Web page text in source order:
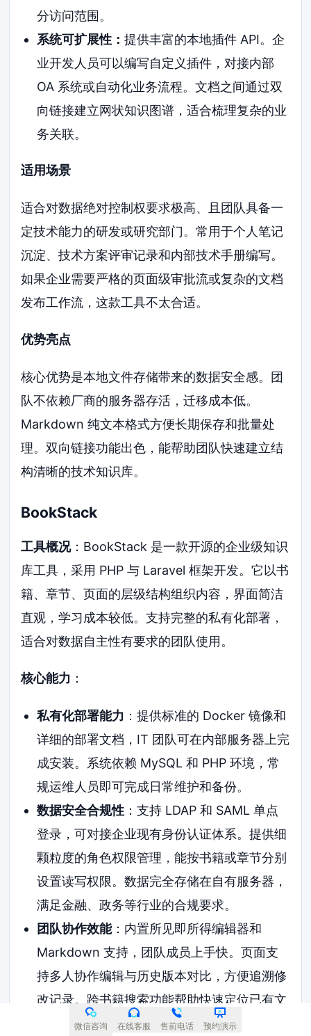
分访问范围。
系统可扩展性： 提供丰富的本地插件 API。企
业开发人员可以编写自定义插件，对接内部
OA 系统或自动化业务流程。文档之间通过双
向链接建立网状知识图谱，适合梳理复杂的业
务关联。
适用场景
适合对数据绝对控制权要求极高、且团队具备一
定技术能力的研发或研究部门。常用于个人笔记
沉淀、技术方案评审记录和内部技术手册编写。
如果企业需要严格的页面级审批流或复杂的文档
发布工作流，这款工具不太合适。
优势亮点
核心优势是本地文件存储带来的数据安全感。团
队不依赖厂商的服务器存活，迁移成本低。
Markdown 纯文本格式方便长期保存和批量处
理。双向链接功能出色，能帮助团队快速建立结
构清晰的技术知识库。
BookStack
工具概况：BookStack 是一款开源的企业级知识
库工具，采用 PHP 与 Laravel 框架开发。它以书
籍、章节、页面的层级结构组织内容，界面简洁
直观，学习成本较低。支持完整的私有化部署，
适合对数据自主性有要求的团队使用。
核心能力 ：
私有化部署能力 ：提供标准的 Docker 镜像和
详细的部署文档，IT 团队可在内部服务器上完
成安装。系统依赖 MySQL 和 PHP 环境，常
规运维人员即可完成日常维护和备份。
数据安全合规性：支持 LDAP 和 SAML 单点
登录，可对接企业现有身份认证体系。提供细
颗粒度的角色权限管理，能按书籍或章节分别
设置读写权限。数据完全存储在自有服务器，
满足金融、政务等行业的合规要求。
团队协作效能：内置所见即所得编辑器和
Markdown 支持，团队成员上手快。页面支
持多人协作编辑与历史版本对比，方便追溯修
改记录。跨书籍搜索功能帮助快速定位已有文
档，减少重复沟通。
微信咨询 在线客服 售前电话 预约演示